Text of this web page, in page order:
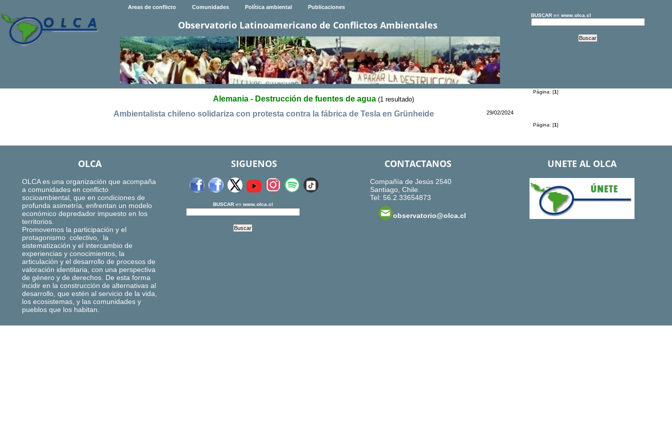
Areas de conflicto Comunidades Política ambiental Publicaciones
Observatorio Latinoamericano de Conflictos Ambientales
BUSCARen www.olca.cl
Página: [1]
Alemania - Destrucción de fuentes de agua (1 resultado)
Ambientalista chileno solidariza con protesta contra la fábrica de Tesla en Grünheide 29/02/2024
Página: [1]
OLCA
OLCA es una organización que acompaña
a comunidades en conflicto
socioambiental, que en condiciones de
profunda asimetría, enfrentan un modelo
económico depredador impuesto en los
territorios.
Promovemos la participación y el
protagonismo colectivo, la
sistematización y el intercambio de
experiencias y conocimientos, la
articulación y el desarrollo de procesos de
valoración identitaria, con una perspectiva
de género y de derechos. De esta forma
incidir en la construcción de alternativas al
desarrollo, que estén al servicio de la vida,
los ecosistemas, y las comunidades y
pueblos que los habitan.
SIGUENOS
BUSCARen www.olca.cl
CONTACTANOS
Compañía de Jesús 2540
Santiago, Chile.
Tel: 56.2.33654873
observatorio@olca.cl
UNETE AL OLCA